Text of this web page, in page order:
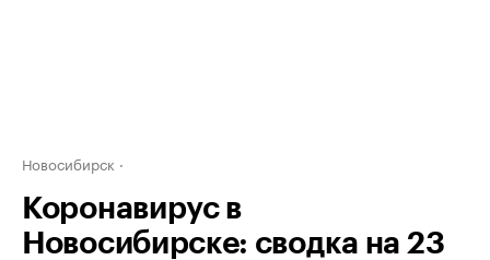
Новосибирск
Коронавирус в
Новосибирске: сводка на 23